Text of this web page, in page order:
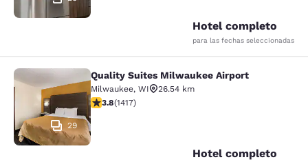
Hotel completo
para las fechas seleccionadas
Quality Suites Milwaukee Airport
29
Quality Suites Milwaukee Airport
Milwaukee, WI
26.54 km
calificación de 3.82 estrellas. Bueno. 1417 reseñas
3.8(1417)
Hotel completo